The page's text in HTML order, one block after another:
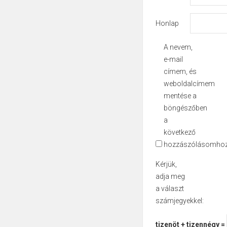
Honlap
A nevem,
e-mail
címem, és
weboldalcímem
mentése a
böngészőben
a
következő
Kérjük,
adja meg
a választ
számjegyekkel:
tizenöt + tizennégy =